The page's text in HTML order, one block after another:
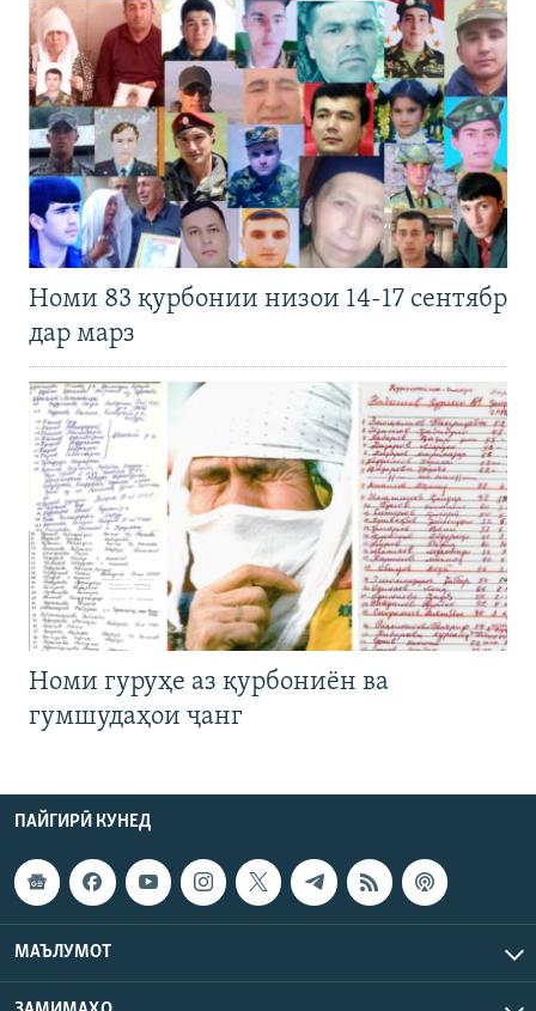
Номи 83 қурбонии низои 14-17 сентябр
дар марз
Номи гуруҳе аз қурбониён ва
гумшудаҳои ҷанг
ПАЙГИРӢ КУНЕД
МАЪЛУМОТ